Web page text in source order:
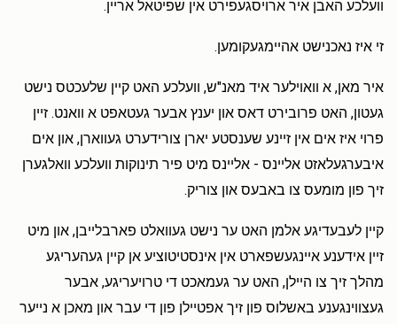
וועלכע האבן איר ארויסגעפירט אין שפיטאל אריין.
זי איז נאכנישט אהיימגעקומען.
איר מאן, א וואוילער איד מאנ"ש, וועלכע האט קיין שלעכטס נישט
געטון, האט פרובירט דאס און יענץ אבער געטאפט א וואנט. זיין
פרוי איז אים אין זיינע שענסטע יארן צורידערט געווארן, און אים
איבערגעלאזט אליינס - אליינס מיט פיר תינוקות וועלכע וואלגערן
זיך פון מומעס צו באבעס און צוריק.
קיין לעבעדיגע אלמן האט ער נישט געוואלט פארבלייבן, און מיט
זיין אידענע איינגעשפארט אין אינסטיטוציע אן קיין געהעריגע
מהלך זיך צו היילן, האט ער געמאכט די טרויעריגע, אבער
געצווינגענע באשלוס פון זיך אפטיילן פון די עבר און מאכן א נייער